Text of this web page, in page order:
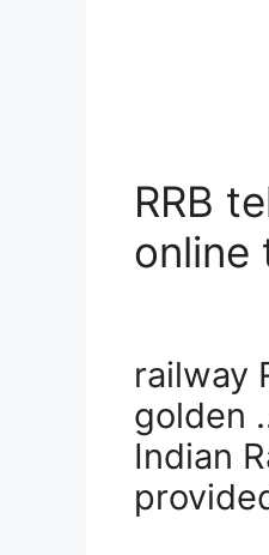
RRB
online
railway
golden
Indian